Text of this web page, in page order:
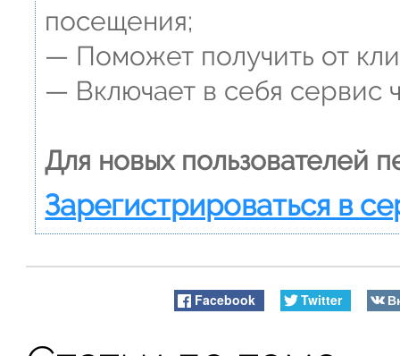
посещения;
— Поможет получить от
— Включает в себя сервис
Для новых пользователей
Зарегистрироваться в
Facebook Twitter